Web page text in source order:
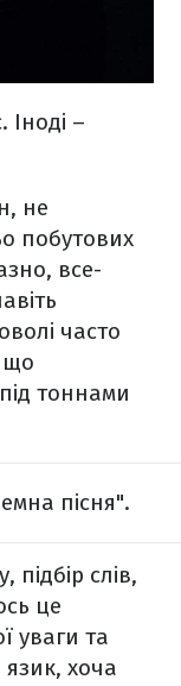
–
не
побутових
все-
часто
що
тоннами
пісня".
слів,
це
уваги та
хоча